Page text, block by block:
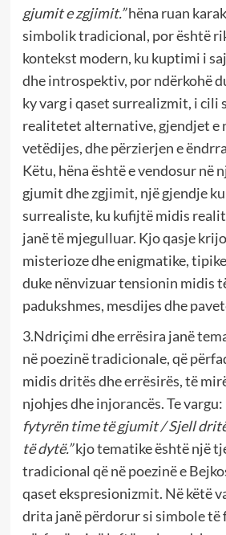
gjumit e zgjimit.”hëna ruan
simbolik tradicional, por është
kontekst modern, ku kuptimi i
dhe introspektiv, por ndërkohë
ky varg i qaset surrealizmit, i cili
realitetet alternative, gjendjet e
vetëdijes, dhe përzierjen e
Këtu, hëna është e vendosur në
gjumit dhe zgjimit, një gjendje
surrealiste, ku kufijtë midis
janë të mjegulluar. Kjo qasje
misterioze dhe enigmatike,
duke nënvizuar tensionin midis
padukshmes, mesdijes dhe
3.Ndriçimi dhe errësira janë
në poezinë tradicionale, që
midis dritës dhe errësirës, të
njohjes dhe injorancës. Te vargu:
fytyrën time të gjumit / Sjell
të dytë.”kjo tematike është një
tradicional që në poezinë e
qaset ekspresionizmit. Në këtë
drita janë përdorur si simbole të